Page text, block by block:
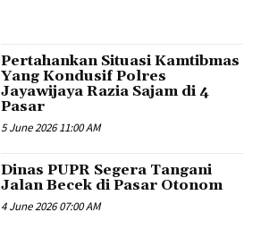
Pertahankan Situasi Kamtibmas
Yang Kondusif Polres
Jayawijaya Razia Sajam di 4
Pasar
5 June 2026 11:00 AM
Dinas PUPR Segera Tangani
Jalan Becek di Pasar Otonom
4 June 2026 07:00 AM